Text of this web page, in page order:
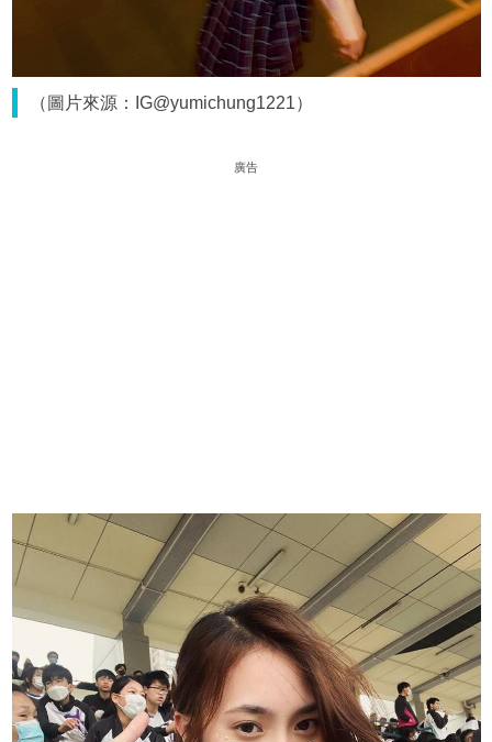
（圖片來源：IG@yumichung1221）
廣告